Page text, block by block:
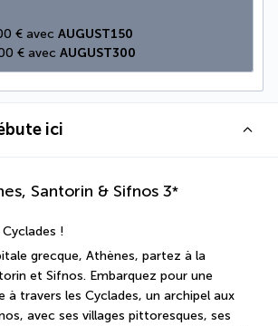
€ avec AUGUST150
€ avec AUGUST300
ici
Santorin & Sifnos 3*
!
grecque, Athènes, partez à la
et Sifnos. Embarquez pour une
à travers les Cyclades, un archipel aux
avec ses villages pittoresques, ses